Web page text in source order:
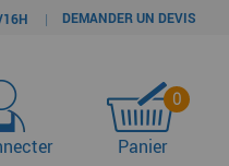
16H | DEMANDER UN DEVIS
0
Panier